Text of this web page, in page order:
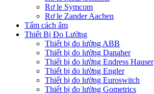
Rơ le Symcom
Rơ le Zander Aachen
Tấm cách âm
Thiết Bị Đo Lường
Thiết bị đo lường ABB
Thiết bị đo lường Danaher
Thiết bị đo lường Endress Hauser
Thiết bị đo lường Engler
Thiết bị đo lường Euroswitch
Thiết bị đo lường Gometrics